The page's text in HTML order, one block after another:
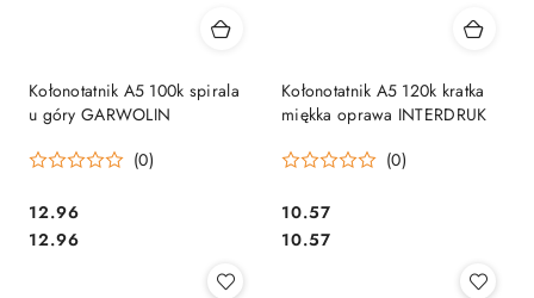
Kołonotatnik A5 100k spirala
u góry GARWOLIN
(0)
Cena:
12.96
Cena:
12.96
Kołonotatnik A5 120k kratka
miękka oprawa INTERDRUK
(0)
Cena:
10.57
Cena:
10.57